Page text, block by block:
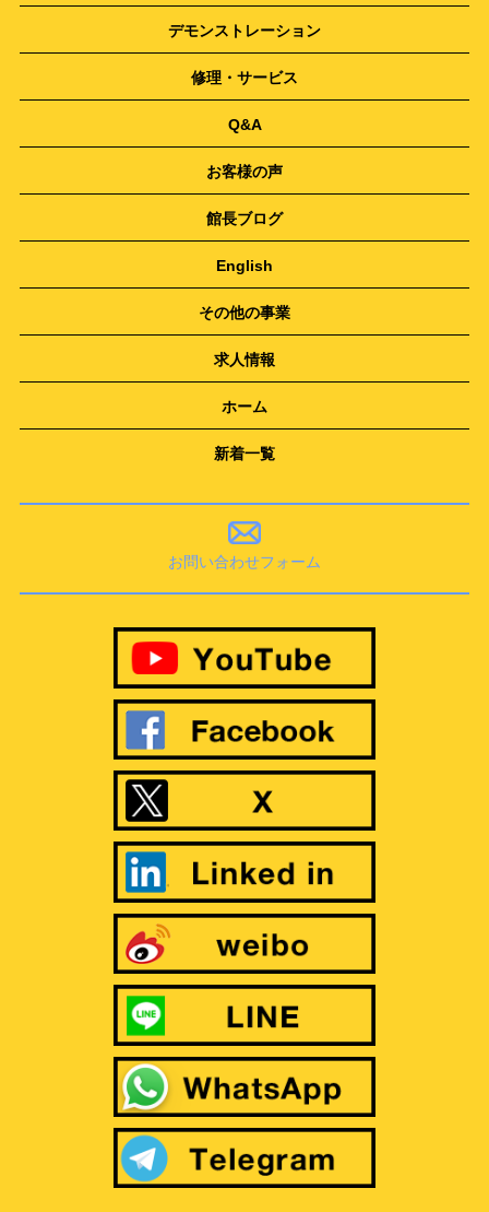
デモンストレーション
修理・サービス
Q&A
お客様の声
館長ブログ
English
その他の事業
求人情報
ホーム
新着一覧
お問い合わせフォーム